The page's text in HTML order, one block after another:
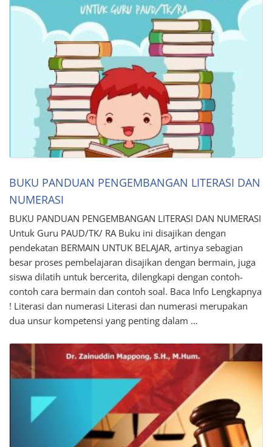
BUKU PANDUAN PENGEMBANGAN LITERASI DAN
NUMERASI
BUKU PANDUAN PENGEMBANGAN LITERASI DAN NUMERASI
Untuk Guru PAUD/TK/ RA Buku ini disajikan dengan
pendekatan BERMAIN UNTUK BELAJAR, artinya sebagian
besar proses pembelajaran disajikan dengan bermain, juga
siswa dilatih untuk bercerita, dilengkapi dengan contoh-
contoh cara bermain dan contoh soal. Baca Info Lengkapnya
! Literasi dan numerasi Literasi dan numerasi merupakan
dua unsur kompetensi yang penting dalam …